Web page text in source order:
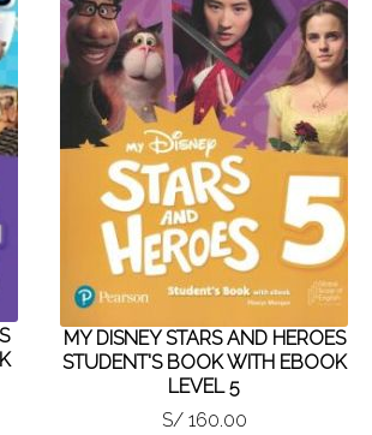
MY DISNEY STARS AND HEROES
STUDENT'S BOOK WITH EBOOK
LEVEL 5
S/ 160.00